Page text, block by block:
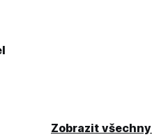
Zobrazit